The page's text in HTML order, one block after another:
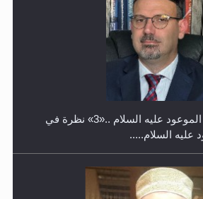
الجامعة الأحمدية بنيجيريا لعام
رأيٌ في لغة المسيح الموعود عليه السلام ..«3» نظرة في
عليه السلام.....